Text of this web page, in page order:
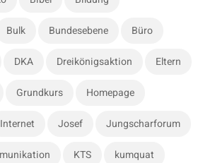
Bulk Bundesebene Büro
DKA Dreikönigsaktion Eltern
Grundkurs Homepage
Internet Josef Jungscharforum
KTS kumquat